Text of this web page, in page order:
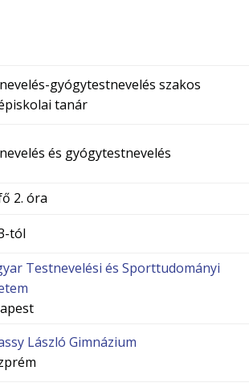
gyógytestnevelés szakos
tanár
és gyógytestnevelés
2. óra
tól
Testnevelési és Sporttudományi
László Gimnázium